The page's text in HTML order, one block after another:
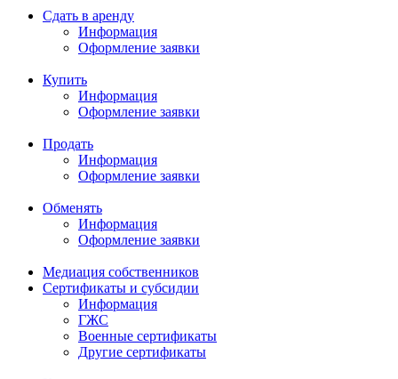
Сдать в аренду
Информация
Оформление заявки
Купить
Информация
Оформление заявки
Продать
Информация
Оформление заявки
Обменять
Информация
Оформление заявки
Медиация собственников
Сертификаты и субсидии
Информация
ГЖС
Военные сертификаты
Другие сертификаты